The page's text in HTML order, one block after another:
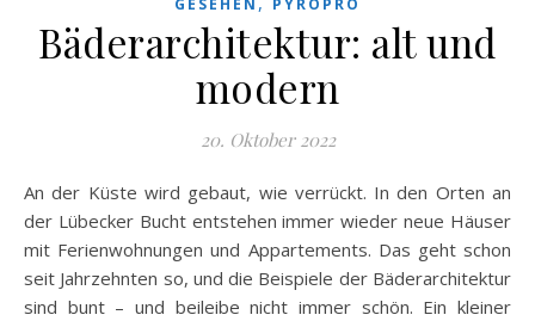
Bäderarchitektur: alt und
modern
20. Oktober 2022
An der Küste wird gebaut, wie verrückt. In den Orten an
der Lübecker Bucht entstehen immer wieder neue Häuser
mit Ferienwohnungen und Appartements. Das geht schon
seit Jahrzehnten so, und die Beispiele der Bäderarchitektur
sind bunt – und beileibe nicht immer schön. Ein kleiner